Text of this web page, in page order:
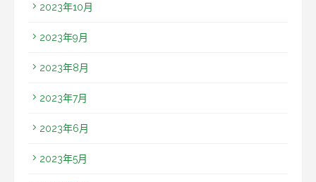
2023年10月
2023年9月
2023年8月
2023年7月
2023年6月
2023年5月